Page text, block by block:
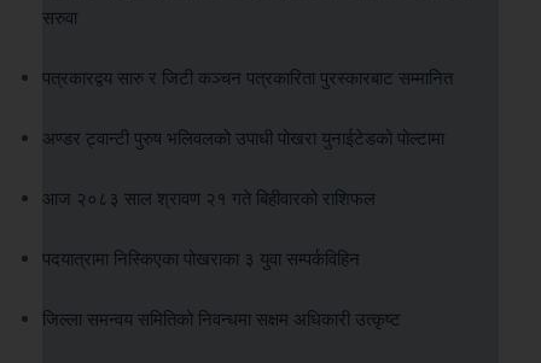
सरुवा
पत्रकारद्वय सारु र जिटी कञ्चन पत्रकारिता पुरस्कारबाट सम्मानित
अण्डर ट्वान्टी पुरुष भलिवलको उपाधी पोखरा युनाईटेडको पोल्टामा
आज २०८३ साल श्रावण २१ गते बिहीवारको राशिफल
पदयात्रामा निस्किएका पोखराका ३ युवा सम्पर्कविहिन
जिल्ला समन्वय समितिको निवन्धमा सक्षम अधिकारी उत्कृष्ट